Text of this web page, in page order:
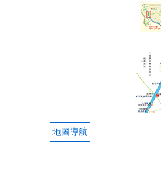
生紙到盥洗用品，全都是精
尤其是我個人最在意的牙刷，
來非常舒服，連男士的刮鬍
飲料還貼心的準備了各式酒
地圖導航